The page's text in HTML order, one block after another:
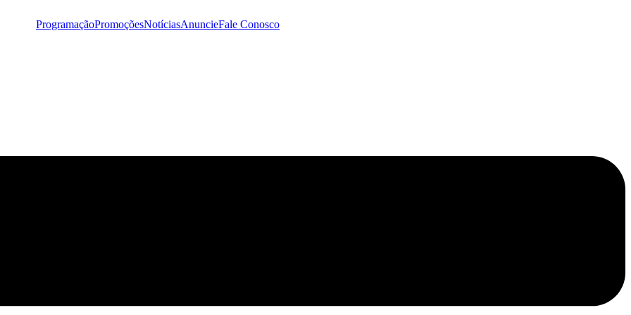
ProgramaçãoPromoçõesNotíciasAnuncieFale Conosco